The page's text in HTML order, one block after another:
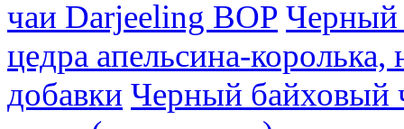
чаи Darjeeling BOP Черный
цедра апельсина-
добавки Черный байховый